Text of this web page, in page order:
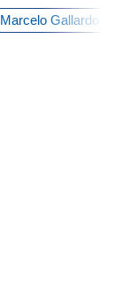
Marcelo Gallardo